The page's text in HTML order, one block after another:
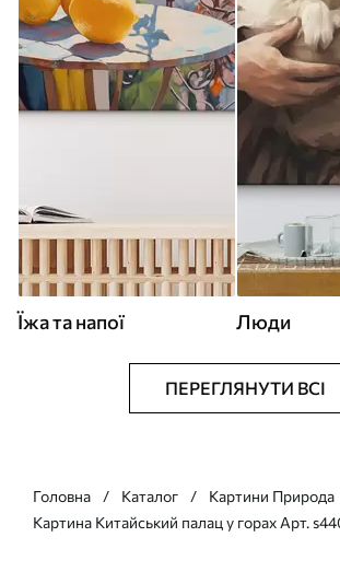
Їжа та напої Люди
ПЕРЕГЛЯНУТИ ВСІ
Головна Каталог
Картини Природа
Картина Китайський палац у горах Арт.